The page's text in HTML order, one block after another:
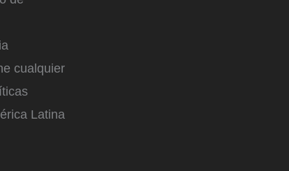
cualquier
Latina